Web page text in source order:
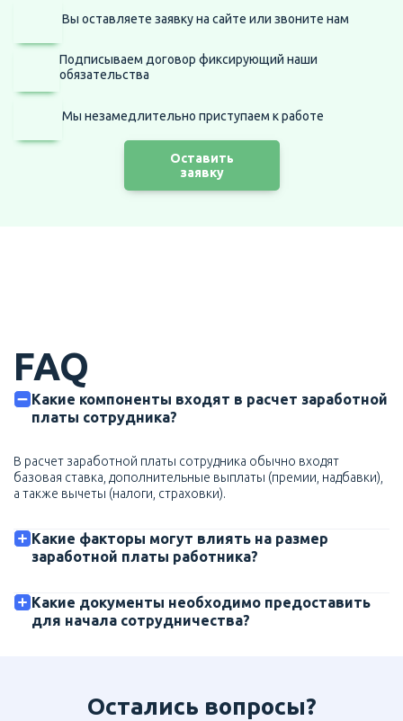
Вы оставляете заявку на сайте или звоните нам
Подписываем договор фиксирующий наши
обязательства
Мы незамедлительно приступаем к работе
Оставить
заявку
FAQ
Какие компоненты входят в расчет заработной
платы сотрудника?
В расчет заработной платы сотрудника обычно входят
базовая ставка, дополнительные выплаты (премии, надбавки),
а также вычеты (налоги, страховки).
Какие факторы могут влиять на размер
заработной платы работника?
Какие документы необходимо предоставить
для начала сотрудничества?
Остались вопросы?